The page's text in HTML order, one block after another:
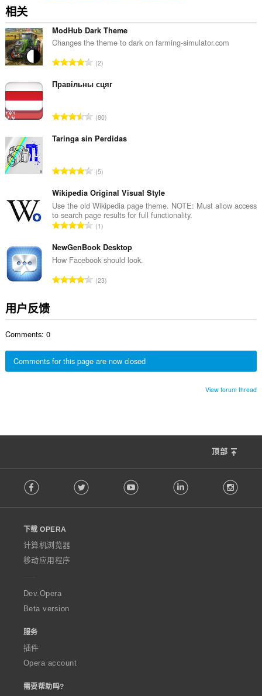
相关
ModHub Dark Theme
Changes the theme to dark on farming-simulator.com
总
分
：
2
Правільны сцяг
总
分
：
80
Taringa sin Perdidas
总
分
次
数
：
5
Wikipedia Original Visual Style
Use the old Wikipedia page theme. NOTE: Must allow access
to search page results for full functionality.
总
分
次
：
1
NewGenBook Desktop
How Facebook should look.
总23
用户反馈
Comments: 0
Comments for this page are now closed
View forum thread
顶部
o
w
O
p
e
a
Facebook Twitter Youtube LinkedIn
下载 OPERA
计算机浏览器
移动应用程序
Dev.Opera
Beta version
服务
插件
Opera account
需要帮助吗?